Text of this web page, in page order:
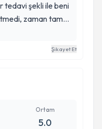
tedavi şekli ile beni
zaman tam
Yıl 3 ay çift taraflı
mesleği
Şikayet Et
Ortam
5.0